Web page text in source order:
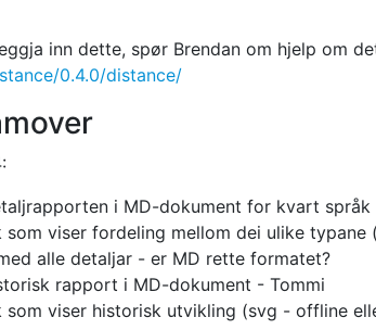
inn dette, spør Brendan om hjelp om
0.4.0/distance/
i MD-dokument for kvart språk
som viser fordeling mellom dei ulike typane
alle detaljar - er MD rette formatet?
rapport i MD-dokument - Tommi
som viser historisk utvikling (svg - offline